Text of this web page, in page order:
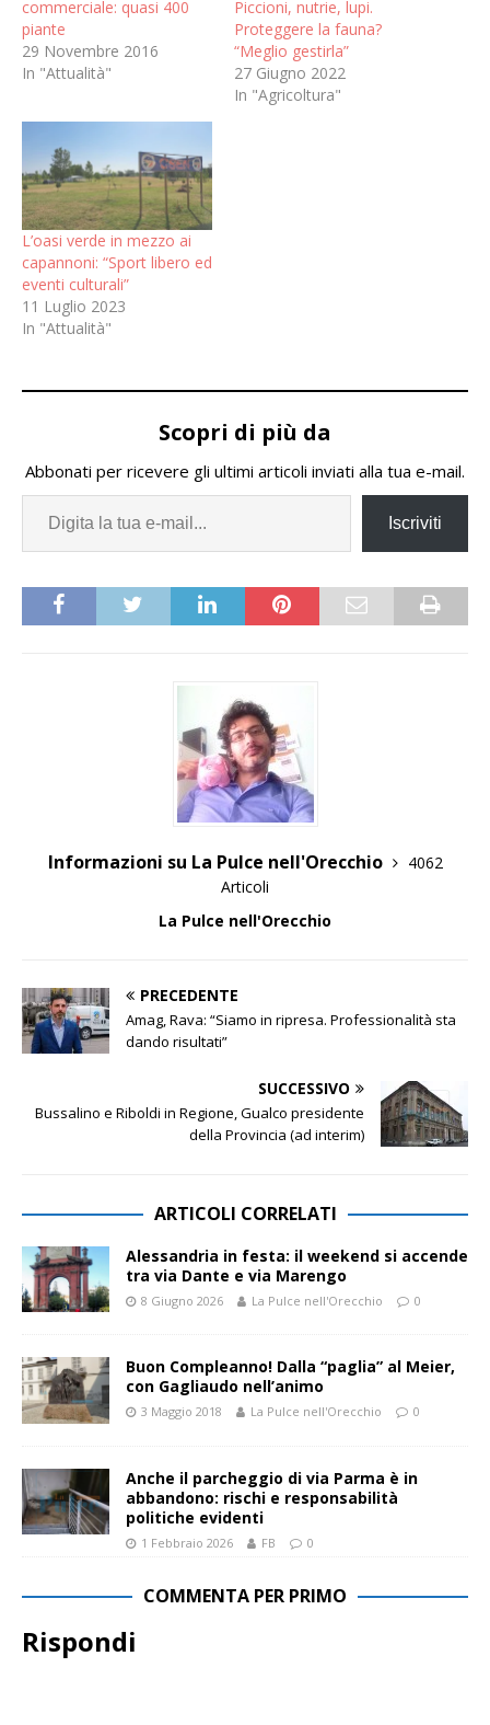
commerciale: quasi 400
piante
29 Novembre 2016
In "Attualità"
Piccioni, nutrie, lupi.
Proteggere la fauna?
“Meglio gestirla”
27 Giugno 2022
In "Agricoltura"
L’oasi verde in mezzo ai
capannoni: “Sport libero ed
eventi culturali”
11 Luglio 2023
In "Attualità"
Scopri di più da
Abbonati per ricevere gli ultimi articoli inviati alla tua e-mail.
Iscriviti
Informazioni su La Pulce nell'Orecchio
4062
Articoli
La Pulce nell'Orecchio
PRECEDENTE
Amag, Rava: “Siamo in ripresa. Professionalità sta
dando risultati”
SUCCESSIVO
Bussalino e Riboldi in Regione, Gualco presidente
della Provincia (ad interim)
ARTICOLI CORRELATI
Alessandria in festa: il weekend si accende
tra via Dante e via Marengo
8 Giugno 2026 La Pulce nell'Orecchio 0
Buon Compleanno! Dalla “paglia” al Meier,
con Gagliaudo nell’animo
3 Maggio 2018 La Pulce nell'Orecchio 0
Anche il parcheggio di via Parma è in
abbandono: rischi e responsabilità
politiche evidenti
1 Febbraio 2026 FB 0
COMMENTA PER PRIMO
Rispondi